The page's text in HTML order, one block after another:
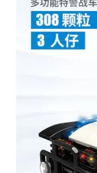
в нашейгруппе ВК
и бонусов...